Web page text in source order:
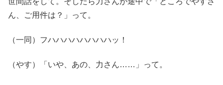
ん、ご用件は？」って。
（一同）フハハハハハハハハッ！
（やす）「いや、あの、力さん……」って。